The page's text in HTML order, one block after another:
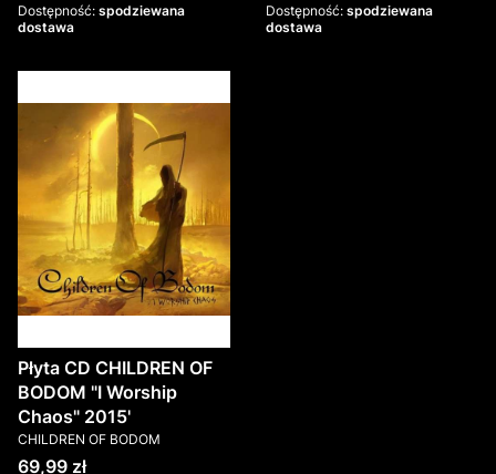
Dostępność: spodziewana
dostawa
Dostępność: spodziewana
dostawa
Płyta CD CHILDREN OF
BODOM "I Worship
Chaos" 2015'
PRODUCENT
CHILDREN OF BODOM
Cena
69,99 zł